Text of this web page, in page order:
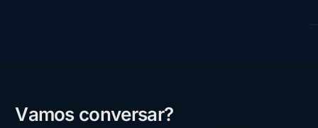
Vamos conversar?